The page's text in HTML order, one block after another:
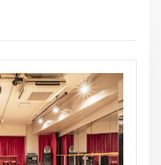
SHOW